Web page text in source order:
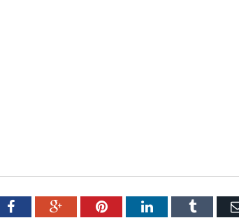
FacebookGoogle+PinterestLinkedInTumblr